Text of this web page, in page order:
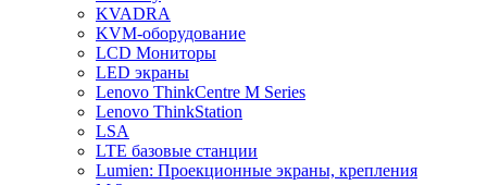
KVADRA
KVM-оборудование
LCD Мониторы
LED экраны
Lenovo ThinkCentre M Series
Lenovo ThinkStation
LSA
LTE базовые станции
Lumien: Проекционные экраны, крепления